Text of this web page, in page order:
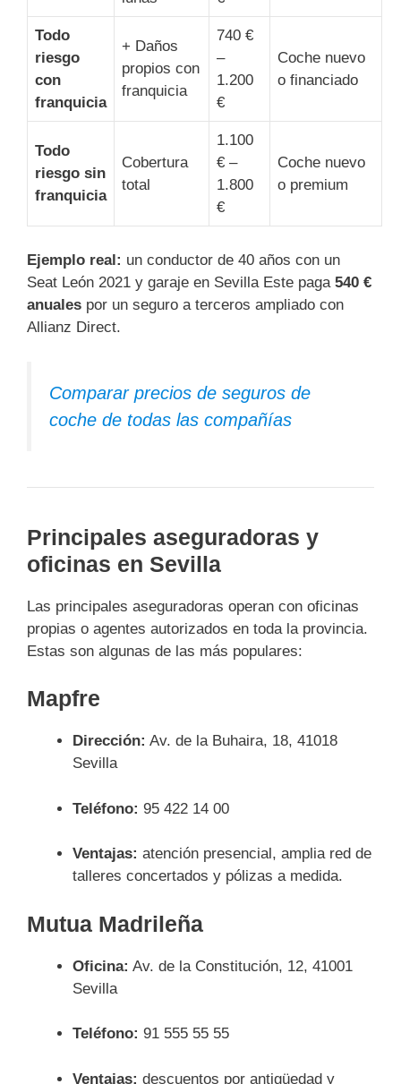
Todo
riesgo
con
franquicia
+ Daños
propios con
franquicia
740 €
–
1.200
€
Coche nuevo
o financiado
Todo
riesgo sin
franquicia
Cobertura
total
1.100
€ –
1.800
€
Coche nuevo
o premium
Ejemplo real: un conductor de 40 años con un
Seat León 2021 y garaje en Sevilla Este paga 540 €
anuales por un seguro a terceros ampliado con
Allianz Direct.
Comparar precios de seguros de
coche de todas las compañías
Principales aseguradoras y
oficinas en Sevilla
Las principales aseguradoras operan con oficinas
propias o agentes autorizados en toda la provincia.
Estas son algunas de las más populares:
Mapfre
Dirección: Av. de la Buhaira, 18, 41018
Sevilla
Teléfono: 95 422 14 00
Ventajas: atención presencial, amplia red de
talleres concertados y pólizas a medida.
Mutua Madrileña
Oficina: Av. de la Constitución, 12, 41001
Sevilla
Teléfono: 91 555 55 55
Ventajas: descuentos por antigüedad y